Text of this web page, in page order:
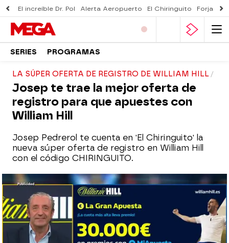
El increíble Dr. Pol Alerta Aeropuerto El Chiringuito Forjado
SERIES PROGRAMAS
LA SÚPER OFERTA DE REGISTRO DE WILLIAM HILL
Josep te trae la mejor oferta de
registro para que apuestes con
William Hill
Josep Pedrerol te cuenta en 'El Chiringuito' la
nueva súper oferta de registro en William Hill
con el código CHIRINGUITO.